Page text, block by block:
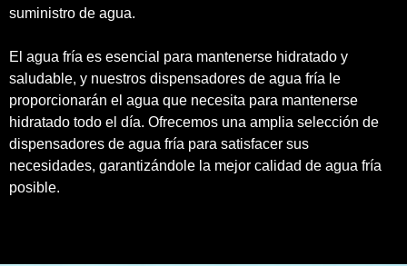
suministro de agua.
El agua fría es esencial para mantenerse hidratado y
saludable, y nuestros dispensadores de agua fría le
proporcionarán el agua que necesita para mantenerse
hidratado todo el día. Ofrecemos una amplia selección de
dispensadores de agua fría para satisfacer sus
necesidades, garantizándole la mejor calidad de agua fría
posible.